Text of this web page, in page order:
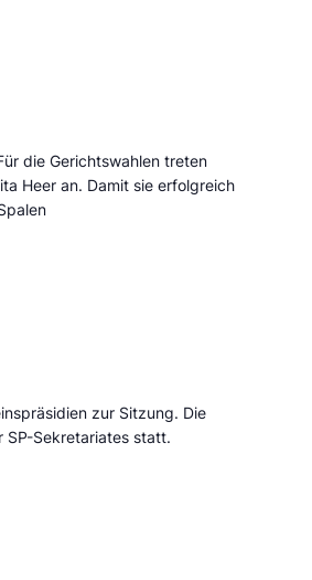
die Gerichtswahlen treten
Heer an. Damit sie erfolgreich
zur Sitzung. Die
SP-Sekretariates statt.